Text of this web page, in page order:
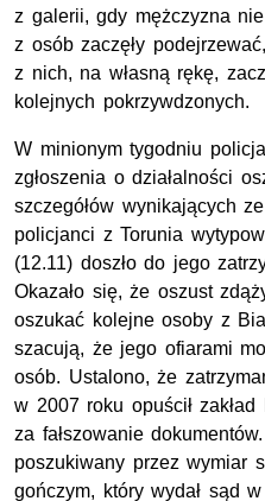
z galerii, gdy mężczyzna
z osób zaczęły
z nich, na własną rękę,
kolejnych pokrzywdzonych.
W minionym tygodniu
zgłoszenia o działalności
szczegółów wynikających
policjanci z Torunia
(12.11) doszło do jego
Okazało się, że oszust
oszukać kolejne osoby z
szacują, że jego ofiarami
osób. Ustalono, że
w 2007 roku opuścił
za fałszowanie
poszukiwany przez wymiar
gończym, który wydał sąd